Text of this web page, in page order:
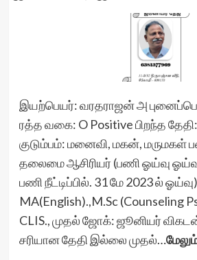
இயற்பெயர்: வரதராஜன் அ
ரத்த வகை: O Positive பிறந்த
குடும்பம்: மனைவி, மகன், மருமகள்
தலைமை ஆசிரியர் (பணி ஓய்வு
பணி நீட்டிப்பில். 31 மே 2023 ல்
MA(English).,M.Sc (Counseling
CLIS., முதல் ஜோக்: ஜூனியர்
சரியான தேதி இல்லை முதல்…